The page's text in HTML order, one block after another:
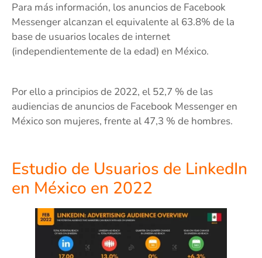
Para más información, los anuncios de Facebook
Messenger alcanzan el equivalente al 63.8% de la
base de usuarios locales de internet
(independientemente de la edad) en México.
Por ello a principios de 2022, el 52,7 % de las
audiencias de anuncios de Facebook Messenger en
México son mujeres, frente al 47,3 % de hombres.
Estudio de Usuarios de LinkedIn
en México en 2022